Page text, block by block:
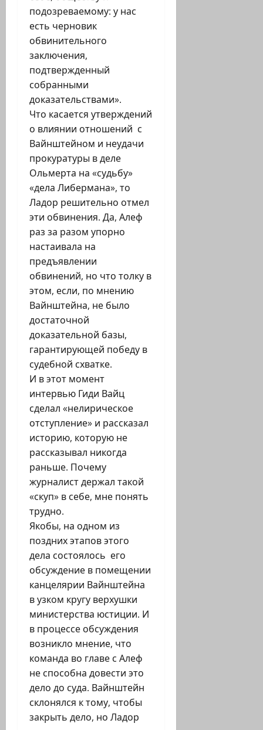
подозреваемому: у нас
есть черновик
обвинительного
заключения,
подтвержденный
собранными
доказательствами».
Что касается утверждений
о влиянии отношений с
Вайнштейном и неудачи
прокуратуры в деле
Ольмерта на «судьбу»
«дела Либермана», то
Ладор решительно отмел
эти обвинения. Да, Алеф
раз за разом упорно
настаивала на
предъявлении
обвинений, но что толку в
этом, если, по мнению
Вайнштейна, не было
достаточной
доказательной базы,
гарантирующей победу в
судебной схватке.
И в этот момент
интервью Гиди Вайц
сделал «нелирическое
отступление» и рассказал
историю, которую не
рассказывал никогда
раньше. Почему
журналист держал такой
«скуп» в себе, мне понять
трудно.
Якобы, на одном из
поздних этапов этого
дела состоялось его
обсуждение в помещении
канцелярии Вайнштейна
в узком кругу верхушки
министерства юстиции. И
в процессе обсуждения
возникло мнение, что
команда во главе с Алеф
не способна довести это
дело до суда. Вайнштейн
склонялся к тому, чтобы
закрыть дело, но Ладор